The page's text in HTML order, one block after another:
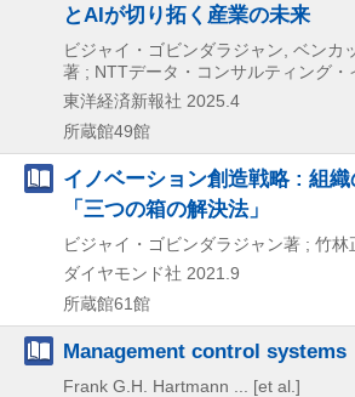
とAIが切り拓く産業の未来
ビジャイ・ゴビンダラジャン, ベンカ
著 ; NTTデータ・コンサルティング・
東洋経済新報社 2025.4
所蔵館49館
イノベーション創造戦略 : 組
「三つの箱の解決法」
ビジャイ・ゴビンダラジャン著 ; 竹林
ダイヤモンド社 2021.9
所蔵館61館
Management control systems
Frank G.H. Hartmann ... [et al.]